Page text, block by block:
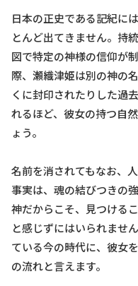
日本の正史である記紀に
とんど出てきません。持
図で特定の神様の信仰が
際、瀬織津姫は別の神の
くに封印されたりした過
れるほど、彼女の持つ自
ょう。
名前を消されてもなお、
事実は、魂の結びつきの
神だからこそ、見つける
と感じずにはいられませ
ている今の時代に、彼女
の流れと言えます。